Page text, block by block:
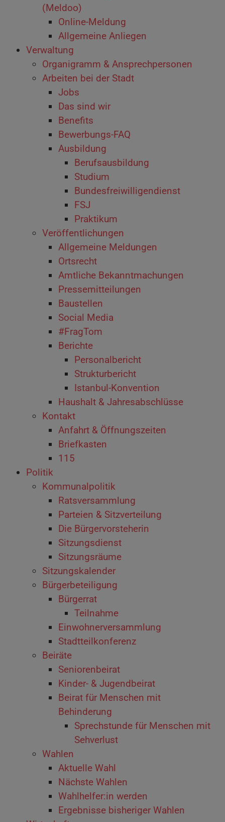
(Meldoo)
Online-Meldung
Allgemeine Anliegen
Verwaltung
Organigramm & Ansprechpersonen
Arbeiten bei der Stadt
Jobs
Das sind wir
Benefits
Bewerbungs-FAQ
Ausbildung
Berufsausbildung
Studium
Bundesfreiwilligendienst
FSJ
Praktikum
Veröffentlichungen
Allgemeine Meldungen
Ortsrecht
Amtliche Bekanntmachungen
Pressemitteilungen
Baustellen
Social Media
#FragTom
Berichte
Personalbericht
Strukturbericht
Istanbul-Konvention
Haushalt & Jahresabschlüsse
Kontakt
Anfahrt & Öffnungszeiten
Briefkasten
115
Politik
Kommunalpolitik
Ratsversammlung
Parteien & Sitzverteilung
Die Bürgervorsteherin
Sitzungsdienst
Sitzungsräume
Sitzungskalender
Bürgerbeteiligung
Bürgerrat
Teilnahme
Einwohnerversammlung
Stadtteilkonferenz
Beiräte
Seniorenbeirat
Kinder- & Jugendbeirat
Beirat für Menschen mit
Behinderung
Sprechstunde für Menschen mit
Sehverlust
Wahlen
Aktuelle Wahl
Nächste Wahlen
Wahlhelfer:in werden
Ergebnisse bisheriger Wahlen